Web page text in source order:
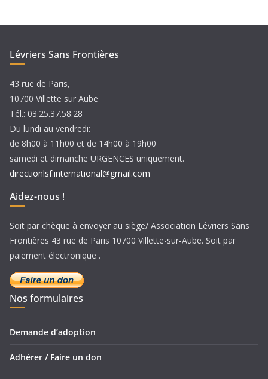
e
s
Lévriers Sans Frontières
43 rue de Paris,
10700 Villette sur Aube
Tél.: 03.25.37.58.28
Du lundi au vendredi:
de 8h00 à 11h00 et de 14h00 à 19h00
samedi et dimanche URGENCES uniquement.
directionlsf.international@gmail.com
Aidez-nous !
Soit par chèque à envoyer au siège/ Association Lévriers Sans
Frontières 43 rue de Paris 10700 Villette-sur-Aube. Soit par
paiement électronique .
Nos formulaires
Demande d’adoption
Adhérer / Faire un don